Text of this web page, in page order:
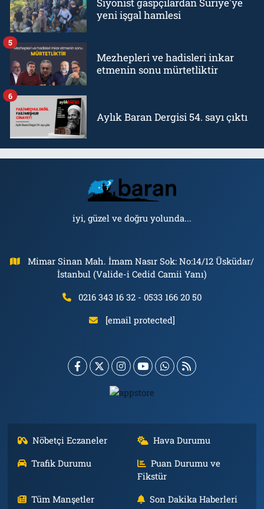
yeni işgal hamlesi
Mezhepleri ve hadisleri inkar
etmenin sonu mürtetliktir
5
Aylık Baran Dergisi 54. sayı çıktı
6
iyi, güzel ve doğru yolunda...
Mimar Sinan Mah. İmam Nasır Sok: No:14/12 Üsküdar/
İstanbul (Valide-i Cedid Camii Yanı)
0216 343 16 32 - 0533 166 20 50
[email protected]
Nöbetçi Eczaneler
Hava Durumu
Trafik Durumu
Puan Durumu ve
Fikstür
Tüm Manşetler
Son Dakika Haberleri